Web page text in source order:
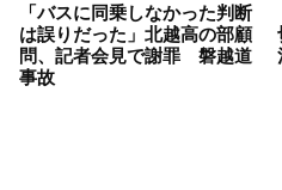
「バスに同乗しなかった判断
は誤りだった」北越高の部顧
問、記者会見で謝罪 磐越道
事故